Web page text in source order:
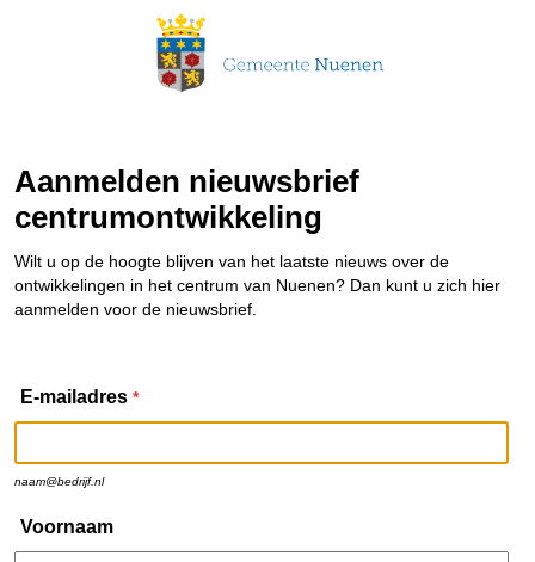
Aanmelden nieuwsbrief
centrumontwikkeling
Wilt u op de hoogte blijven van het laatste nieuws over de
ontwikkelingen in het centrum van Nuenen? Dan kunt u zich hier
aanmelden voor de nieuwsbrief.
E-mailadres *
naam@bedrijf.nl
Voornaam